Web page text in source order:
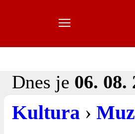
Dnes je 06. 08.
Kultura ›